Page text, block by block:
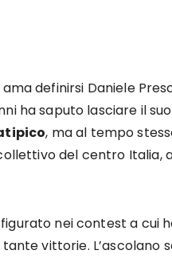
definirsi Daniele
ha saputo lasciare il
, ma al tempo
del centro Italia,
nei contest a cui
vittorie. L’ascolano